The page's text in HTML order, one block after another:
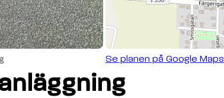
Se planen på Google Maps